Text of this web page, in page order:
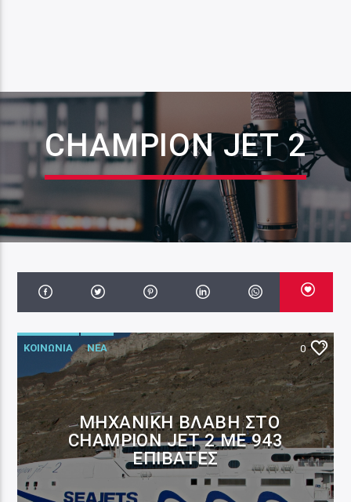
CHAMPION JET 2
ΚΟΙΝΩΝΙΑ ΝΕΑ 0
ΜΗΧΑΝΙΚΉ ΒΛΆΒΗ ΣΤΟ
CHAMPION JET 2 ΜΕ 943
ΕΠΙΒΆΤΕΣ